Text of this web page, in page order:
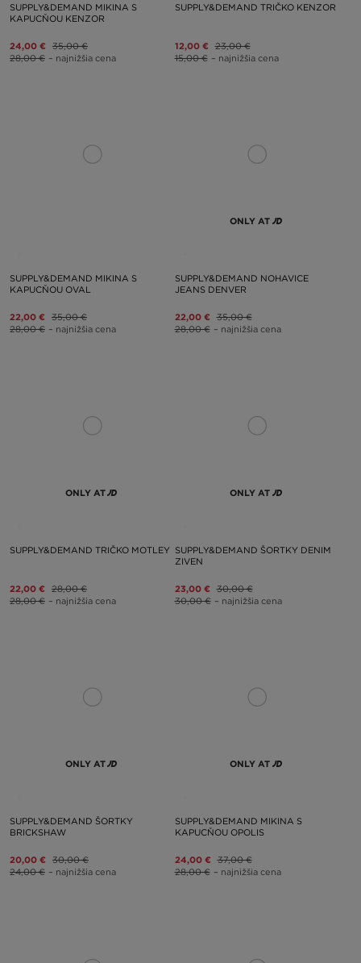
SUPPLY&DEMAND MIKINA S
KAPUCŇOU KENZOR
24,00 € 35,00 €
28,00 € – najnižšia cena
SUPPLY&DEMAND TRIČKO KENZOR
12,00 € 23,00 €
15,00 € – najnižšia cena
SUPPLY&DEMAND MIKINA S
KAPUCŇOU OVAL
22,00 € 35,00 €
28,00 € – najnižšia cena
ONLY AT
SUPPLY&DEMAND NOHAVICE
JEANS DENVER
22,00 € 35,00 €
28,00 € – najnižšia cena
ONLY AT
SUPPLY&DEMAND TRIČKO MOTLEY
22,00 € 28,00 €
28,00 € – najnižšia cena
ONLY AT
SUPPLY&DEMAND ŠORTKY DENIM
ZIVEN
23,00 € 30,00 €
30,00 € – najnižšia cena
ONLY AT
SUPPLY&DEMAND ŠORTKY
BRICKSHAW
20,00 € 30,00 €
24,00 € – najnižšia cena
ONLY AT
SUPPLY&DEMAND MIKINA S
KAPUCŇOU OPOLIS
24,00 € 37,00 €
28,00 € – najnižšia cena